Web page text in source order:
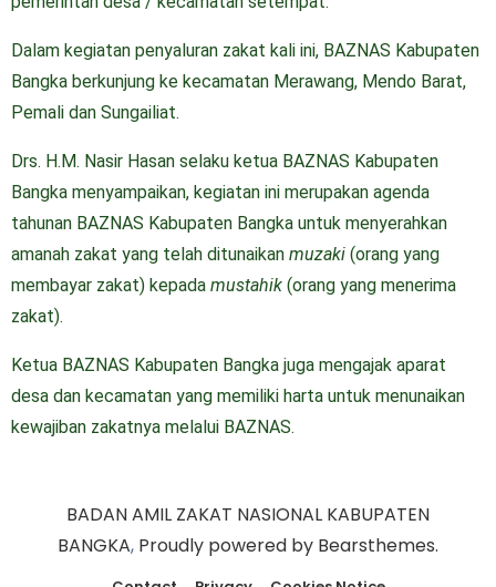
Dalam kegiatan penyaluran zakat kali ini, BAZNAS Kabupaten
Bangka berkunjung ke kecamatan Merawang, Mendo Barat,
Pemali dan Sungailiat.
Drs. H.M. Nasir Hasan selaku ketua BAZNAS Kabupaten
Bangka menyampaikan, kegiatan ini merupakan agenda
tahunan BAZNAS Kabupaten Bangka untuk menyerahkan
amanah zakat yang telah ditunaikan muzaki (orang yang
membayar zakat) kepada mustahik (orang yang menerima
zakat).
Ketua BAZNAS Kabupaten Bangka juga mengajak aparat
desa dan kecamatan yang memiliki harta untuk menunaikan
kewajiban zakatnya melalui BAZNAS.
BADAN AMIL ZAKAT NASIONAL KABUPATEN
BANGKA, Proudly powered by Bearsthemes.